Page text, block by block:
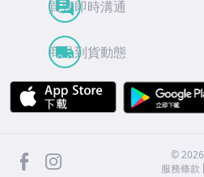
買賣即時溝通
商品到貨動態
APP Store
facebook ©2026
服務條款